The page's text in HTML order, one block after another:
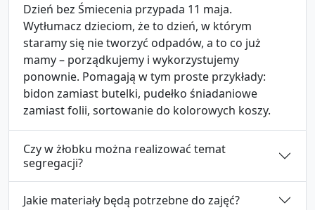
Dzień bez Śmiecenia przypada 11 maja.
Wytłumacz dzieciom, że to dzień, w którym
staramy się nie tworzyć odpadów, a to co już
mamy – porządkujemy i wykorzystujemy
ponownie. Pomagają w tym proste przykłady:
bidon zamiast butelki, pudełko śniadaniowe
zamiast folii, sortowanie do kolorowych koszy.
Czy w żłobku można realizować temat
segregacji?
Jakie materiały będą potrzebne do zajęć?